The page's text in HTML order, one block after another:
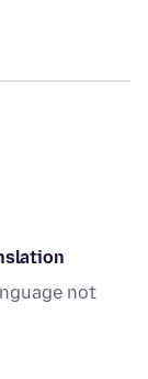
not